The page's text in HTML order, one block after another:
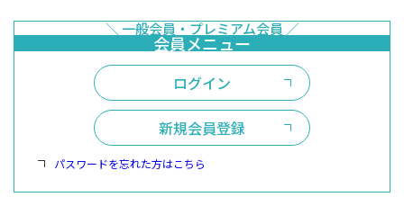
ログイン
新規会員登録
パスワードを忘れた方はこちら